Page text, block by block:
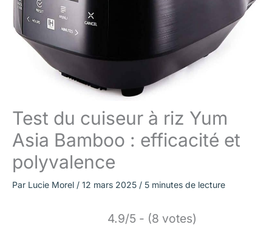
Test du cuiseur à riz Yum
Asia Bamboo : efficacité et
polyvalence
Par Lucie Morel / 12 mars 2025 / 5 minutes de lecture
4.9/5 - (8 votes)